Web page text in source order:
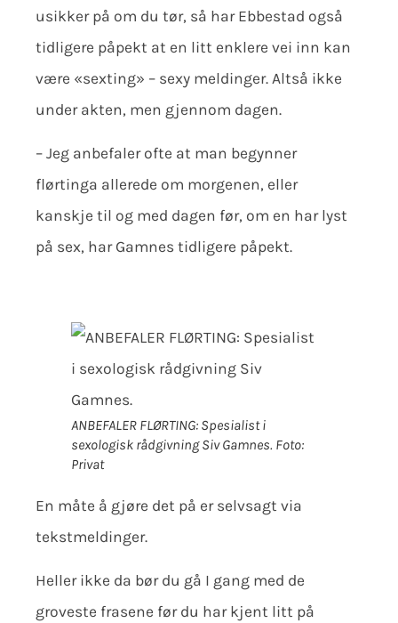
usikker på om du tør, så har Ebbestad også
tidligere påpekt at en litt enklere vei inn kan
være «sexting» – sexy meldinger. Altså ikke
under akten, men gjennom dagen.
– Jeg anbefaler ofte at man begynner
flørtinga allerede om morgenen, eller
kanskje til og med dagen før, om en har lyst
på sex, har Gamnes tidligere påpekt.
ANBEFALER FLØRTING: Spesialist i
sexologisk rådgivning Siv Gamnes. Foto:
Privat
En måte å gjøre det på er selvsagt via
tekstmeldinger.
Heller ikke da bør du gå I gang med de
groveste frasene før du har kjent litt på